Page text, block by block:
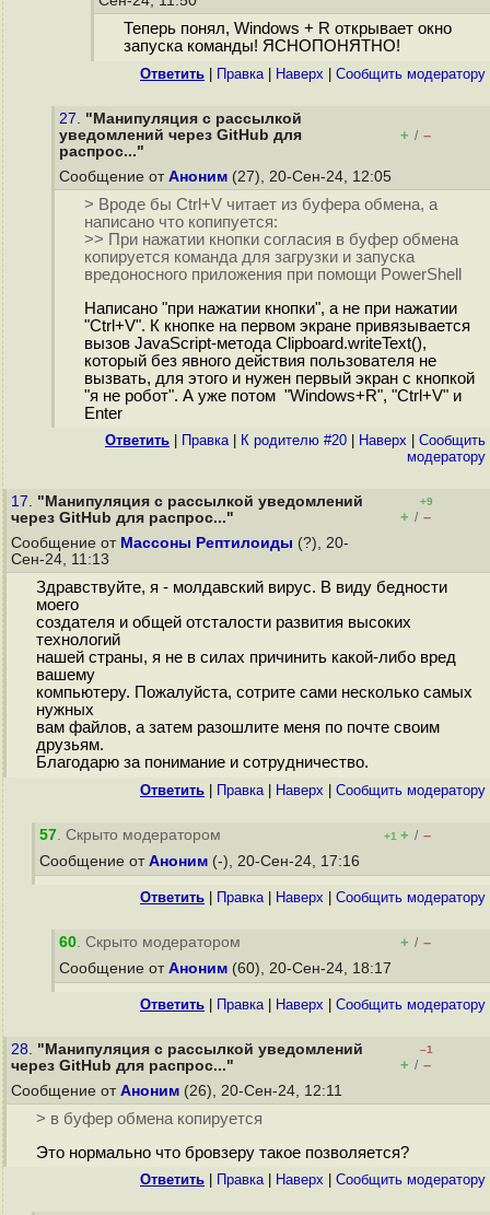
Теперь понял, Windows + R открывает окно
запуска команды! ЯСНОПОНЯТНО!
Ответить Правка| Наверх Cообщить модератору
27. "Манипуляция с рассылкой
уведомлений через GitHub для
распрос..."
+ / –
Сообщение от Аноним (27), 20-Сен-24, 12:05
> Вроде бы Ctrl+V читает из буфера обмена, а
написано что копипуется:
>> При нажатии кнопки согласия в буфер обмена
копируется команда для загрузки и запуска
вредоносного приложения при помощи PowerShell
Написано "при нажатии кнопки", а не при нажатии
"Ctrl+V". К кнопке на первом экране привязывается
вызов JavaScript-метода Clipboard.writeText(),
который без явного действия пользователя не
вызвать, для этого и нужен первый экран с кнопкой
"я не робот". А уже потом "Windows+R", "Ctrl+V" и
Enter
Ответить Правка| К родителю #20 Наверх
Cообщить
модератору
17. "Манипуляция с рассылкой уведомлений
через GitHub для распрос..."
+9
+ / –
Сообщение от Массоны Рептилоиды (?), 20-
Сен-24, 11:13
Здравствуйте, я - молдавский вирус. В виду бедности
моего
создателя и общей отсталости развития высоких
технологий
нашей страны, я не в силах причинить какой-либо вред
вашему
компьютеру. Пожалуйста, сотрите сами несколько самых
нужных
вам файлов, а затем разошлите меня по почте своим
друзьям.
Благодарю за понимание и сотрудничество.
Ответить Правка| Наверх Cообщить модератору
57. Скрыто модератором +1 + / –
Сообщение от Аноним (-), 20-Сен-24, 17:16
Ответить Правка| Наверх Cообщить модератору
60. Скрыто модератором + / –
Сообщение от Аноним (60), 20-Сен-24, 18:17
Ответить Правка| Наверх Cообщить модератору
28. "Манипуляция с рассылкой уведомлений
через GitHub для распрос..."
–1
+ / –
Сообщение от Аноним (26), 20-Сен-24, 12:11
> в буфер обмена копируется
Это нормально что бровзеру такое позволяется?
Ответить Правка| Наверх Cообщить модератору